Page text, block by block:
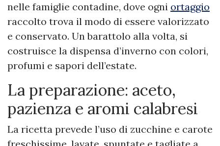
nelle famiglie contadine, dove ogni ortaggio
raccolto trova il modo di essere valorizzato
e conservato. Un barattolo alla volta, si
costruisce la dispensa d’inverno con colori,
profumi e sapori dell’estate.
La preparazione: aceto,
pazienza e aromi calabresi
La ricetta prevede l’uso di zucchine e carote